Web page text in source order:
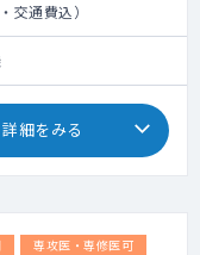
交通費込）
詳細をみる
専攻医・専修医可